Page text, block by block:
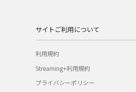
サイトご利用について
利用規約
Streaming+利用規約
プライバシーポリシー